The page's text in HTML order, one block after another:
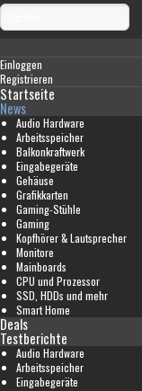
Einloggen
Registrieren
Startseite
News
Audio Hardware
Arbeitsspeicher
Balkonkraftwerk
Eingabegeräte
Gehäuse
Grafikkarten
Gaming-Stühle
Gaming
Kopfhörer & Lautsprecher
Monitore
Mainboards
CPU und Prozessor
SSD, HDDs und mehr
Smart Home
Deals
Testberichte
Audio Hardware
Arbeitsspeicher
Eingabegeräte